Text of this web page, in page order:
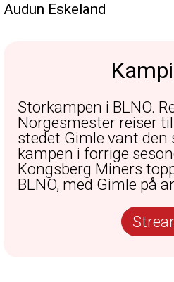
Audun Eskeland
Storkampen i BLNO.
Norgesmester reiser
stedet Gimle vant den
kampen i forrige
Kongsberg Miners
BLNO, med Gimle på